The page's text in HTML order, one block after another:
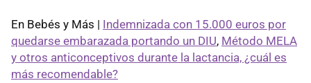
En Bebés y Más | Indemnizada con 15.000 euros por
quedarse embarazada portando un DIU, Método MELA
y otros anticonceptivos durante la lactancia, ¿cuál es
más recomendable?